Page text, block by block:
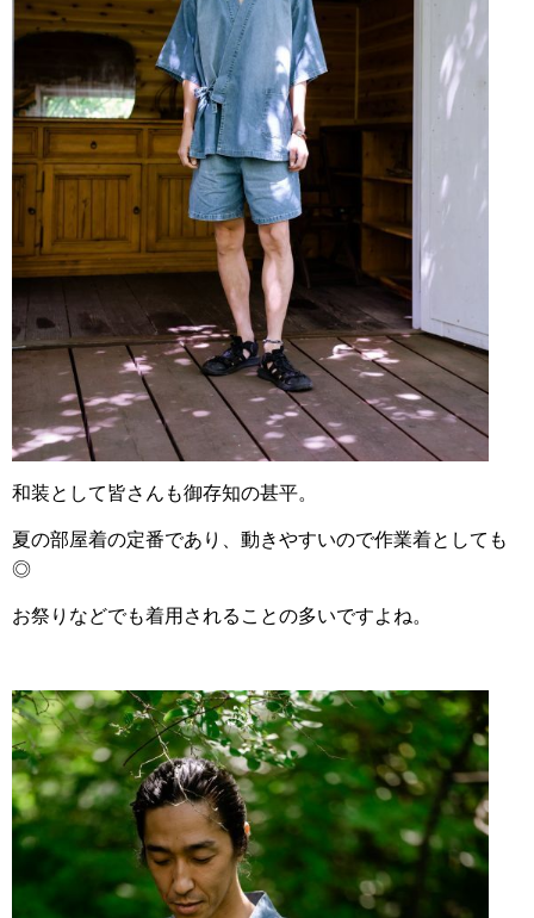
和装として皆さんも御存知の甚平。
夏の部屋着の定番であり、動きやすいので作業着としても
◎
お祭りなどでも着用されることの多いですよね。